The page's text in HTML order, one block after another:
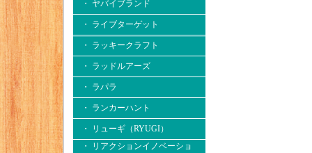
・ ヤバイブランド
・ ライブターゲット
・ ラッキークラフト
・ ラッドルアーズ
・ ラパラ
・ ランカーハント
・ リューギ（RYUGI）
・ リアクションイノベーショ